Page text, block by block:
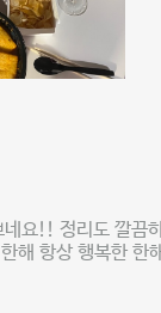
요!! 정리도 깔끔
해 항상 행복한 한